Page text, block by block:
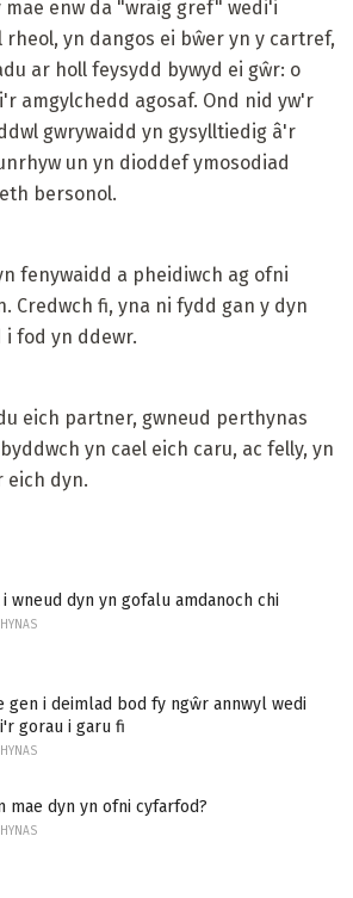
enw da "wraig gref" wedi'i
rheol, yn dangos ei bŵer yn y cartref,
ar holl feysydd bywyd ei gŵr: o
amgylchedd agosaf. Ond nid yw'r
gwrywaidd yn gysylltiedig â'r
un yn dioddef ymosodiad
bersonol.
fenywaidd a pheidiwch ag ofni
Credwch fi, yna ni fydd gan y dyn
fod yn ddewr.
eich partner, gwneud perthynas
yn cael eich caru, ac felly, yn
eich dyn.
i wneud dyn yn gofalu amdanoch chi
gen i deimlad bod fy ngŵr annwyl wedi
gorau i garu fi
mae dyn yn ofni cyfarfod?